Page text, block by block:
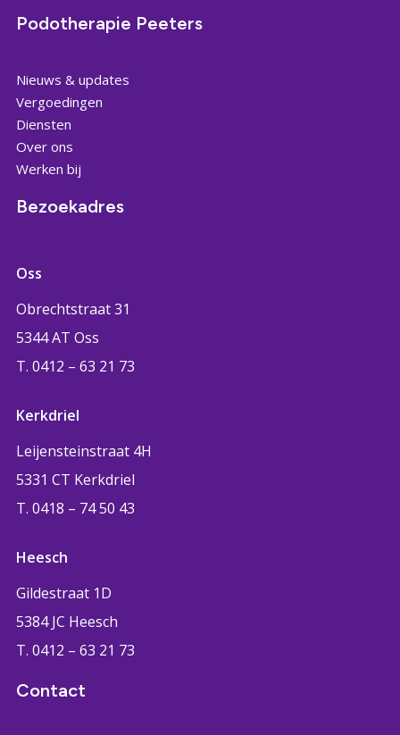
Podotherapie Peeters
Nieuws & updates
Vergoedingen
Diensten
Over ons
Werken bij
Bezoekadres
Oss
Obrechtstraat 31
5344 AT Oss
T. 0412 – 63 21 73
Kerkdriel
Leijensteinstraat 4H
5331 CT Kerkdriel
T. 0418 – 74 50 43
Heesch
Gildestraat 1D
5384 JC Heesch
T. 0412 – 63 21 73
Contact